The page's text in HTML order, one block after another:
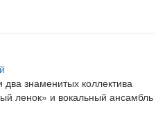
знаменитых коллектива
ленок» и вокальный ансамбль